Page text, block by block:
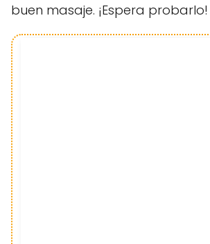
buen masaje. ¡Espera probarlo!